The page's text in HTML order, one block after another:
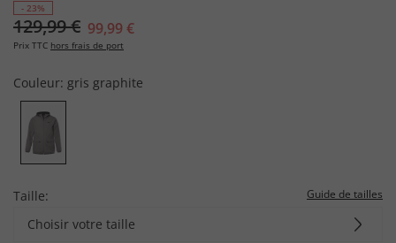
- 23%
129,99 € 99,99 €
Prix TTC hors frais de port
Couleur: gris graphite
Taille: Guide de tailles
Choisir votre taille